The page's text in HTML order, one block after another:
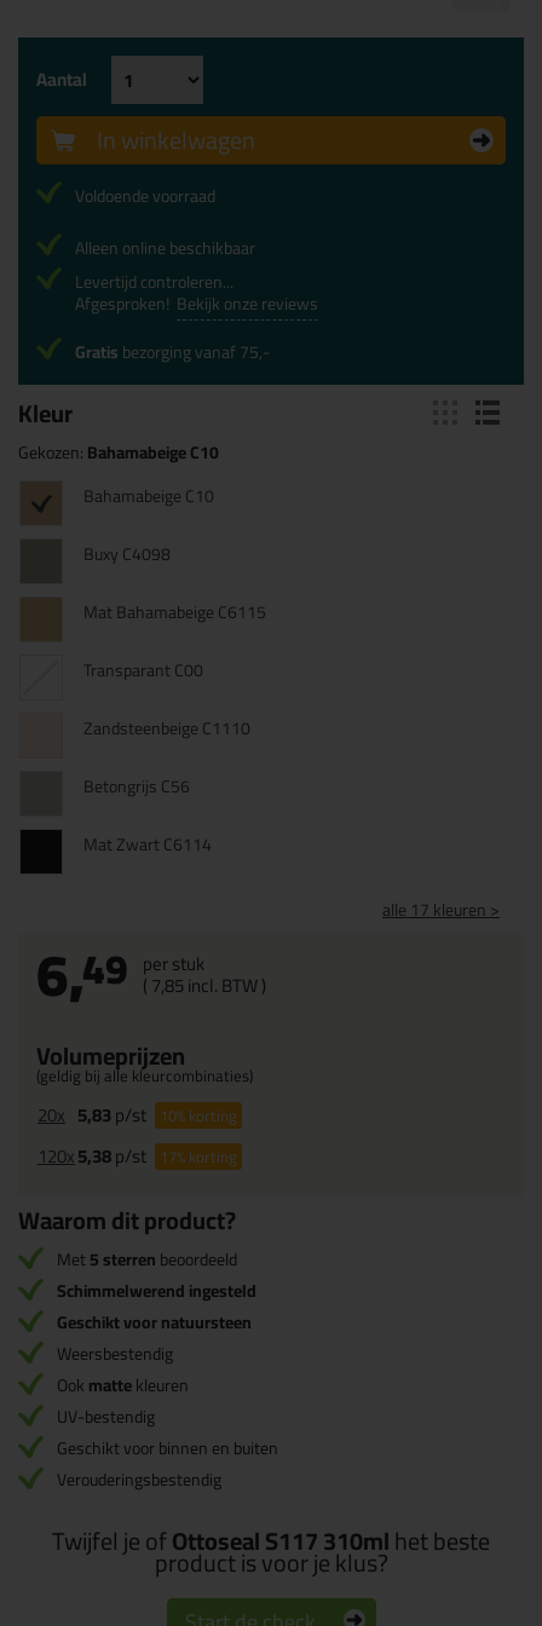
Kleur
Gekozen:Bahamabeige C10
Bahamabeige C10
Buxy C4098
Mat Bahamabeige C6115
Transparant C00
Zandsteenbeige C1110
Betongrijs C56
Mat Zwart C6114
alle 17 kleuren >
6,49 per stuk
(7,85incl. BTW )
Volumeprijzen
(geldig bij alle kleurcombinaties)
20x 5,83p/st 10%korting
120x5,38p/st 17%korting
Aantal
In winkelwagen
Voldoende voorraad
Alleen online beschikbaar
Levertijd controleren...
Afgesproken! Bekijk onze reviews
Gratisbezorging vanaf 75,-
Waarom dit product?
Met5 sterrenbeoordeeld
Schimmelwerend ingesteld
Geschikt voor natuursteen
Weersbestendig
Ookmattekleuren
UV-bestendig
Geschikt voor binnen en buiten
Verouderingsbestendig
Twijfel je ofOttoseal S117 310mlhet beste
product is voor je klus?